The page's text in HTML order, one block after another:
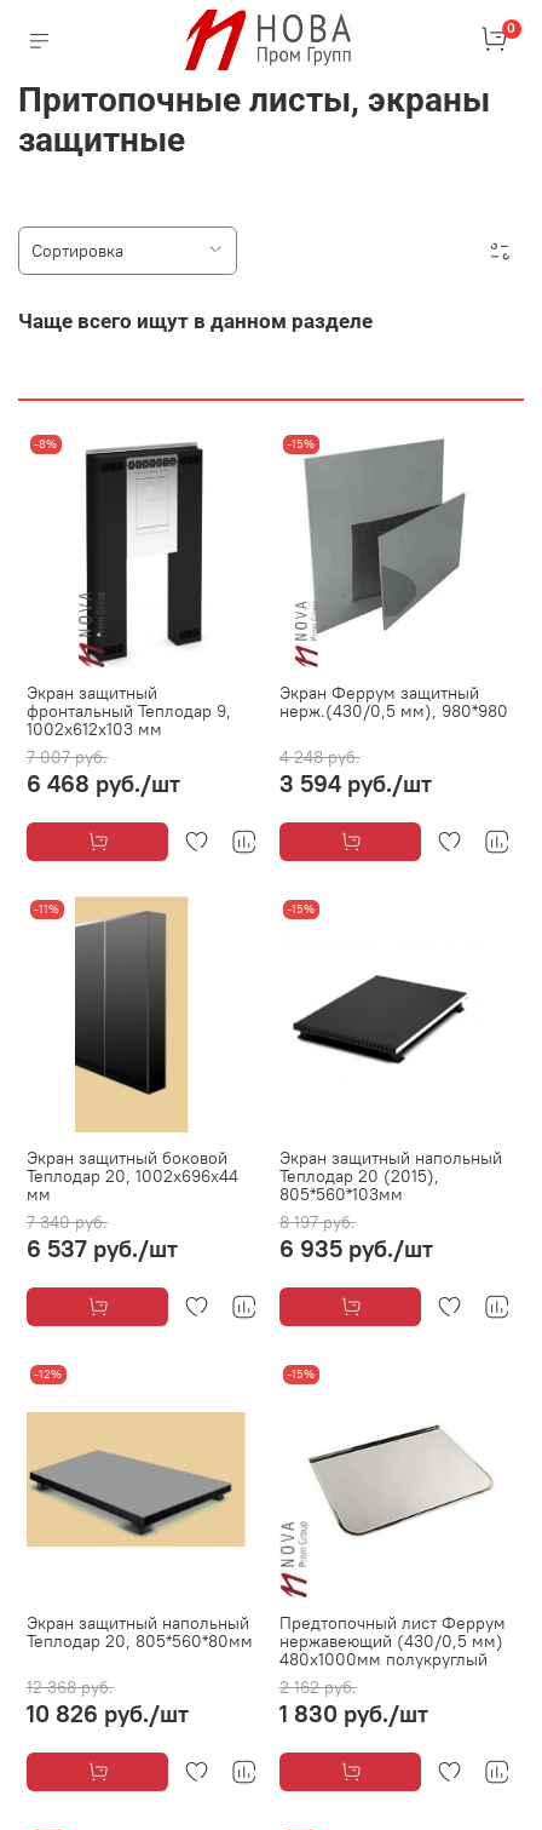
0
Притопочные листы, экраны
защитные
Чаще всего ищут в данном разделе
-8%
Экран защитный
фронтальный Теплодар 9,
1002x612x103 мм
7 007 руб.
6 468 руб./шт
-15%
Экран Феррум защитный
нерж.(430/0,5 мм), 980*980
4 248 руб.
3 594 руб./шт
-11%
Экран защитный боковой
Теплодар 20, 1002x696x44
мм
7 340 руб.
6 537 руб./шт
-15%
Экран защитный напольный
Теплодар 20 (2015),
805*560*103мм
8 197 руб.
6 935 руб./шт
-12%
Экран защитный напольный
Теплодар 20, 805*560*80мм
12 368 руб.
10 826 руб./шт
-15%
Предтопочный лист Феррум
нержавеющий (430/0,5 мм)
480х1000мм полукруглый
2 162 руб.
1 830 руб./шт